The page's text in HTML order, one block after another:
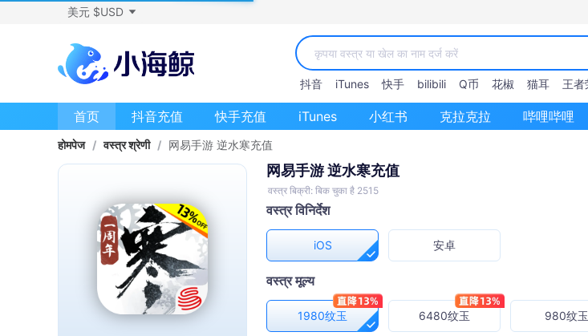
美元 $USD
抖音 iTunes 快手 bilibili Q币 花椒 猫耳 王者
首页 抖音充值 快手充值 iTunes 小红书 克拉克拉 哔哩哔哩
होमपेज / वस्त्र श्रेणी / 网易手游 逆水寒充值
网易手游 逆水寒充值
वस्त्र बिक्री: बिक चुका है 2515
वस्त्र विनिर्देश
iOS 安卓
वस्त्र मूल्य
1980纹玉 6480纹玉 980纹玉